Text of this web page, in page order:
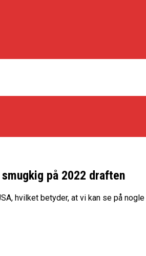
Gafler Dansker Hos Rabbits
på 2022 draften
hvilket betyder, at vi kan se på